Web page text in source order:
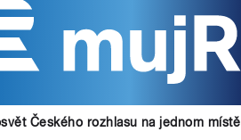
Českého rozhlasu na jednom místě